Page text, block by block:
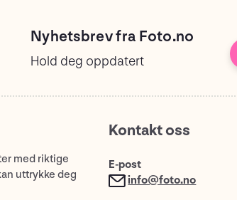
Nyhetsbrev fra Foto.no
Hold deg oppdatert
med riktige
uttrykke deg
Kontakt oss
E-post
info@foto.no